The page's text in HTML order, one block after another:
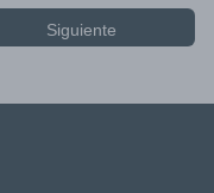
Siguiente